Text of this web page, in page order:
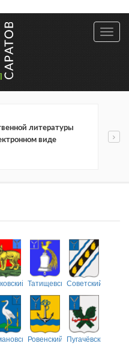
литературы
виде
ТатищевскийСоветский
Ровенский Пугачёвский